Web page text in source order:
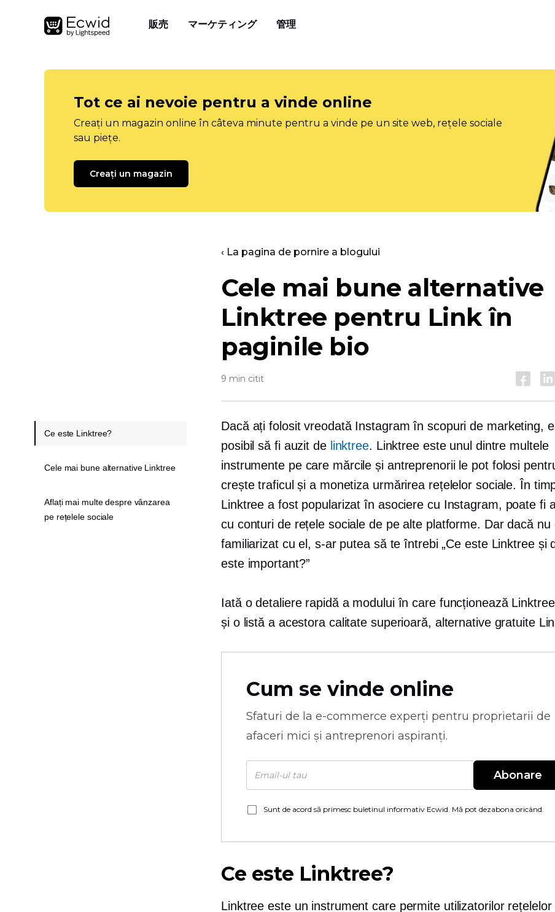
販売 マーケティング 管理
Tot ce ai nevoie pentru a vinde online
Creați un magazin online în câteva minute pentru a vinde pe un site web, rețele sociale
sau piețe.
Creați un magazin
‹ La pagina de pornire a blogului
Cele mai bune alternative
Linktree pentru Link în
paginile bio
9 min citit
Dacă ați folosit vreodată Instagram în scopuri de marketing,
posibil să fi auzit de linktree. Linktree este unul dintre multele
instrumente pe care mărcile și antreprenorii le pot folosi
crește traficul și a monetiza urmărirea rețelelor sociale. În
Linktree a fost popularizat în asociere cu Instagram, poate fi
cu conturi de rețele sociale de pe alte platforme. Dar dacă nu
familiarizat cu el, s-ar putea să te întrebi „Ce este Linktree și
este important?”
Iată o detaliere rapidă a modului în care funcționează
și o listă a acestora calitate superioară, alternative gratuite
Cum se vinde online
Sfaturi de la e-commerce experți pentru proprietarii de
afaceri mici și antreprenori aspiranți.
Abonare
Sunt de acord să primesc buletinul informativ Ecwid. Mă pot dezabona oricând.
Ce este Linktree?
Linktree este un instrument care permite utilizatorilor rețelelor
Ce este Linktree?
Cele mai bune alternative Linktree
Aflați mai multe despre vânzarea
pe rețelele sociale